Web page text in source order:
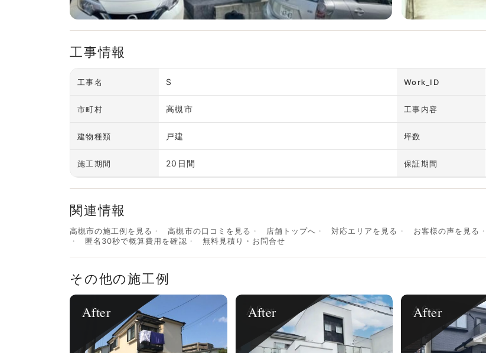
工事情報
工事名 S Work_ID
市町村 高槻市 工事内容
建物種類 戸建 坪数
施工期間 20日間 保証期間
関連情報
高槻市の施工例を見る 高槻市の口コミを見る 店舗トップへ 対応エリアを見る お客様の声を見る
匿名30秒で概算費用を確認
無料見積り・お問合せ
その他の施工例
After After After